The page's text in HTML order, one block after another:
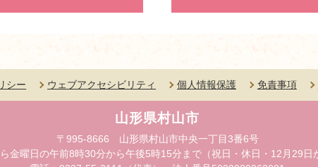
シー ウェブアクセシビリティ 個人情報保護 免責事項
山形県村山市
〒995-8666 山形県村山市中央一丁目3番6号
金曜日の午前8時30分から午後5時15分まで（祝日・休日・12月29日